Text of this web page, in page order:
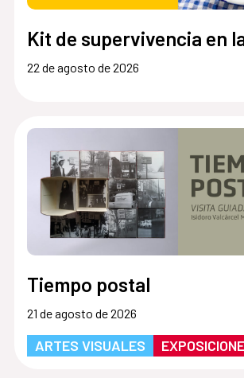
Kit de supervivencia en
22 de agosto de 2026
Tiempo postal
21 de agosto de 2026
ARTES VISUALES